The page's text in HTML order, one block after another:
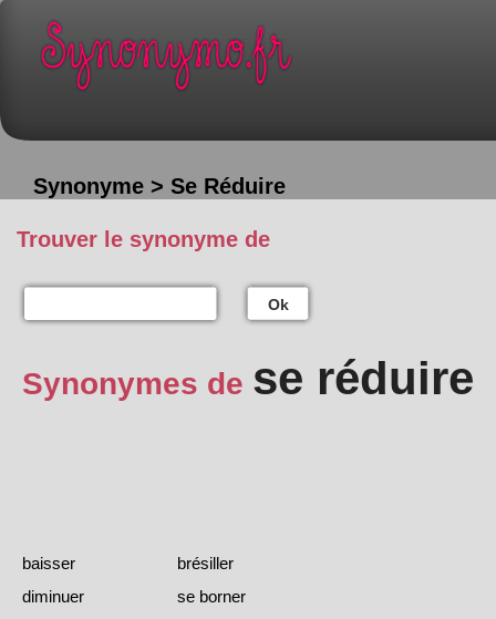
Synonyme > Se Réduire
Trouver le synonyme de
Ok
Synonymes de se réduire
baisser
brésiller
diminuer
se borner